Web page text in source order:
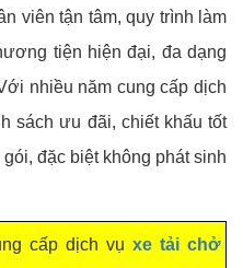
viên tận tâm, quy trình làm
tiện hiện đại, đa dạng
nhiều năm cung cấp dịch
sách ưu đãi, chiết khấu tốt
đặc biệt không phát sinh
cấp dịch vụ xe tải chở